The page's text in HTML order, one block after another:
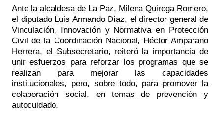
Ante la alcaldesa de La Paz, Milena Quiroga Romero,
el diputado Luis Armando Díaz, el director general de
Vinculación, Innovación y Normativa en Protección
Civil de la Coordinación Nacional, Héctor Amparano
Herrera, el Subsecretario, reiteró la importancia de
unir esfuerzos para reforzar los programas que se
realizan para mejorar las capacidades
institucionales, pero, sobre todo, para promover la
colaboración social, en temas de prevención y
autocuidado.